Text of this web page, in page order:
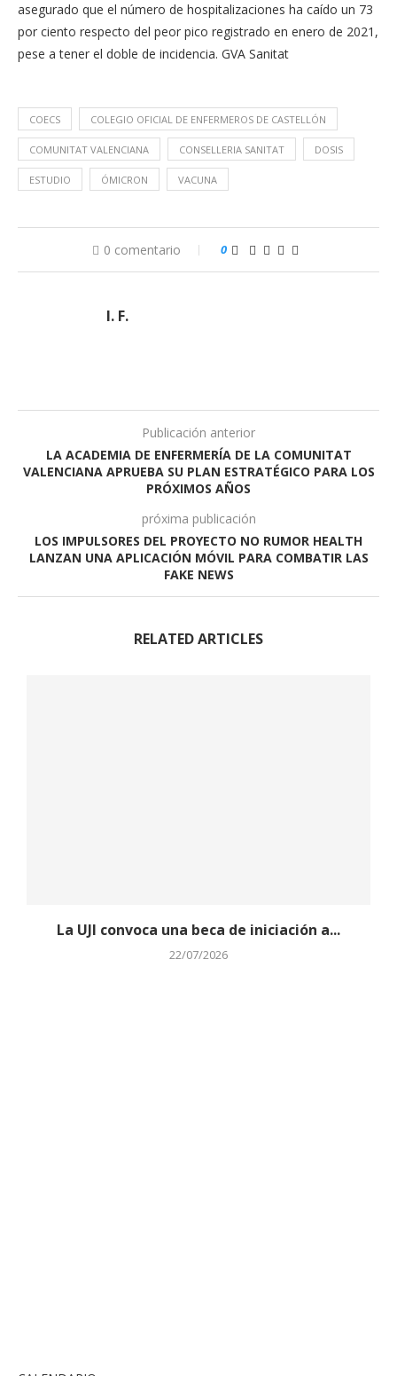
asegurado que el número de hospitalizaciones ha caído un 73
por ciento respecto del peor pico registrado en enero de 2021,
pese a tener el doble de incidencia. GVA Sanitat
COECS COLEGIO OFICIAL DE ENFERMEROS DE CASTELLÓN
COMUNITAT VALENCIANA CONSELLERIA SANITAT DOSIS
ESTUDIO ÓMICRON VACUNA
0 comentario 0
I. F.
Publicación anterior
LA ACADEMIA DE ENFERMERÍA DE LA COMUNITAT
VALENCIANA APRUEBA SU PLAN ESTRATÉGICO PARA LOS
PRÓXIMOS AÑOS
próxima publicación
LOS IMPULSORES DEL PROYECTO NO RUMOR HEALTH
LANZAN UNA APLICACIÓN MÓVIL PARA COMBATIR LAS
FAKE NEWS
RELATED ARTICLES
La UJI convoca una beca de iniciación a...
22/07/2026